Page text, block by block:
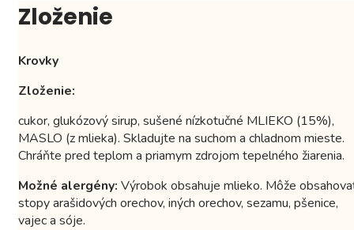
Zloženie
Krovky
Zloženie:
cukor, glukózový sirup, sušené nízkotučné MLIEKO (15%),
MASLO (z mlieka). Skladujte na suchom a chladnom mieste.
Chráňte pred teplom a priamym zdrojom tepelného žiarenia.
Možné alergény: Výrobok obsahuje mlieko. Môže
stopy arašidových orechov, iných orechov, sezamu, pšenice,
vajec a sóje.